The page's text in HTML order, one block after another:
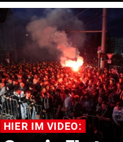
HIER IM VIDEO: